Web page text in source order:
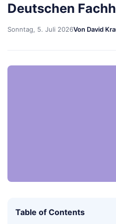
Deutschen
Sonntag, 5. Juli 2026Von David
Table of Contents